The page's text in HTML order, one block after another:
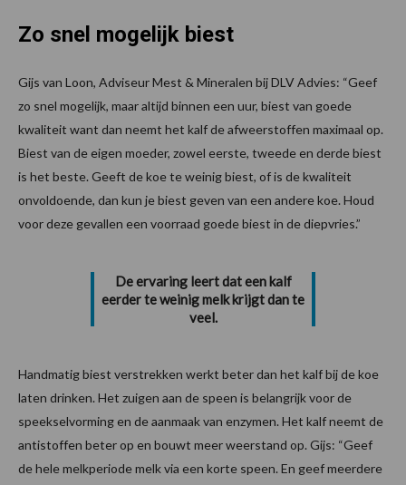
Zo snel mogelijk biest
Gijs van Loon, Adviseur Mest & Mineralen bij DLV Advies: “Geef
zo snel mogelijk, maar altijd binnen een uur, biest van goede
kwaliteit want dan neemt het kalf de afweerstoffen maximaal op.
Biest van de eigen moeder, zowel eerste, tweede en derde biest
is het beste. Geeft de koe te weinig biest, of is de kwaliteit
onvoldoende, dan kun je biest geven van een andere koe. Houd
voor deze gevallen een voorraad goede biest in de diepvries.”
De ervaring leert dat een kalf
eerder te weinig melk krijgt dan te
veel.
Handmatig biest verstrekken werkt beter dan het kalf bij de koe
laten drinken. Het zuigen aan de speen is belangrijk voor de
speekselvorming en de aanmaak van enzymen. Het kalf neemt de
antistoffen beter op en bouwt meer weerstand op. Gijs: “Geef
de hele melkperiode melk via een korte speen. En geef meerdere